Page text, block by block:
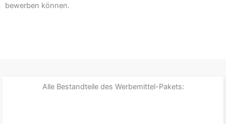
bewerben können.
Alle Bestandteile des Werbemittel-Pakets: